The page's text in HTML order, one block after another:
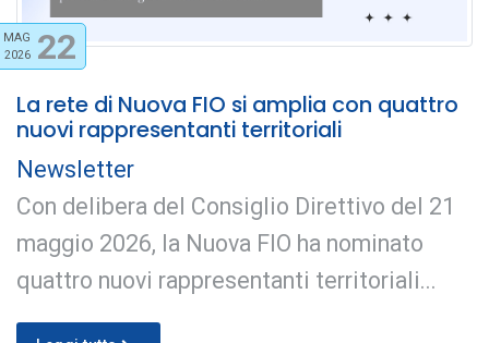
MAG
2026 22
La rete di Nuova FIO si amplia con quattro
nuovi rappresentanti territoriali
Newsletter
Con delibera del Consiglio Direttivo del 21
maggio 2026, la Nuova FIO ha nominato
quattro nuovi rappresentanti territoriali...